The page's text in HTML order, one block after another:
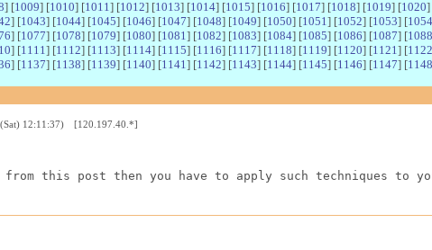
] [1009] [1010] [1011 ] [1012] [1013] [1014] [1015] [1016] [1017] [1018] [1019] [1020]
] [1043] [1044] [1045] [1046] [1047] [1048] [1049] [1050] [1051 ] [1052] [1053] [1054
] [1077] [1078] [1079] [1080] [1081 ] [1082] [1083] [1084] [1085] [1086] [1087] [1088
] [1111 ] [1112] [1113] [1114] [1115] [1116] [1117] [1118] [1119] [1120] [1121 ] [1122
] [1137] [1138] [1139] [1140] [1141 ] [1142] [1143] [1144] [1145] [1146] [1147] [1148
12:11:37) [120.197.40.*]
this post then you have to apply such techniques to